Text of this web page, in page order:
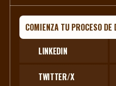
COMIENZA TU PROCESO DE
LINKEDIN
TWITTER/X